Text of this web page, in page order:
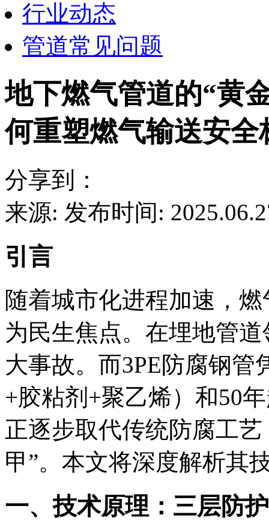
行业动态
管道常见问题
地下燃气管道的“黄
何重塑燃气输送安全
分享到：
来源: 发布时间:
引言
随着城市化进程加速，
为民生焦点。在埋地管
大事故。而3PE防腐钢
+胶粘剂+聚乙烯）和50
正逐步取代传统防腐工
甲”。本文将深度解析其
一、技术原理：三层防